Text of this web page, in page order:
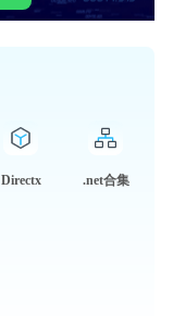
Directx .net合集